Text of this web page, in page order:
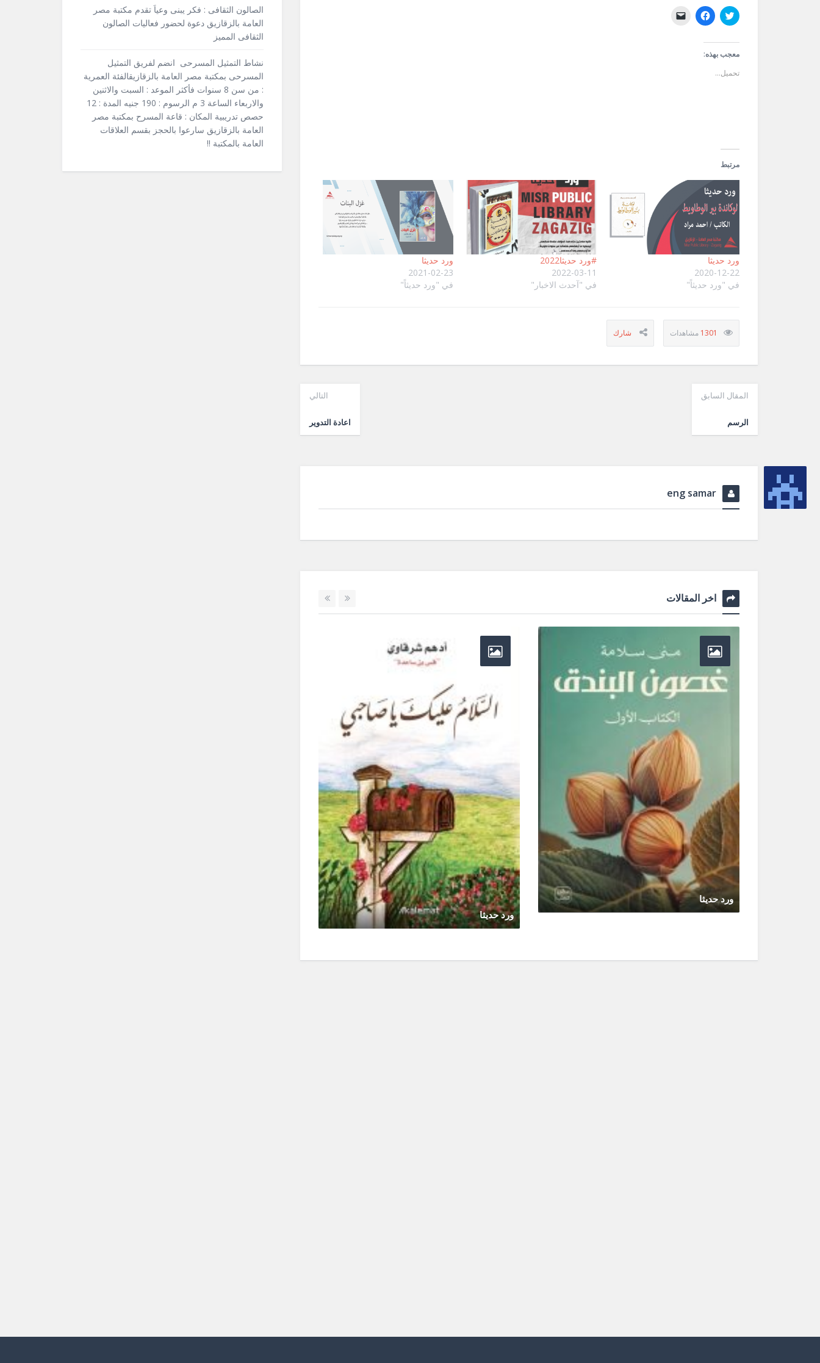
اضغط
للمشاركة
(فتح
في
نافذة
انقر
للمشاركة
معجب بهذه:
تحميل...
مرتبط
ورد حديثا
2020-12-22
في "ورد حديثاً"
#ورد حديثا2022
2022-03-11
في "آحدث الاخبار"
ورد حديثا
2021-02-23
في "ورد حديثاً"
1301
المقال السابق
الرسم
التالي
اعادة التدوير
eng samar
اخر المقالات
ورد حديثا
ورد حديثا
الصالون الثقافى : فكر يبنى وعياَ تقدم مكتبة مصر
العامة بالزقازيق دعوة لحضور فعاليات الصالون
الثقافى المميز
نشاط التمثيل المسرحى انضم لفريق التمثيل
المسرحى بمكتبة مصر العامة بالزقازيقالفئة العمرية
: من سن 8 سنوات فأكثر الموعد : السبت والاثنين
والاربعاء الساعة 3 م الرسوم : 190 جنيه المدة : 12
حصص تدريبية المكان : قاعة المسرح بمكتبة مصر
العامة بالزقازيق سارعوا بالحجز بقسم العلاقات
العامة بالمكتبة !!